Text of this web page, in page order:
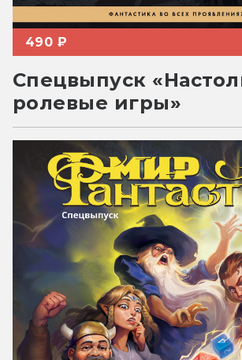
490 ₽
Спецвыпуск
ролевые игры»